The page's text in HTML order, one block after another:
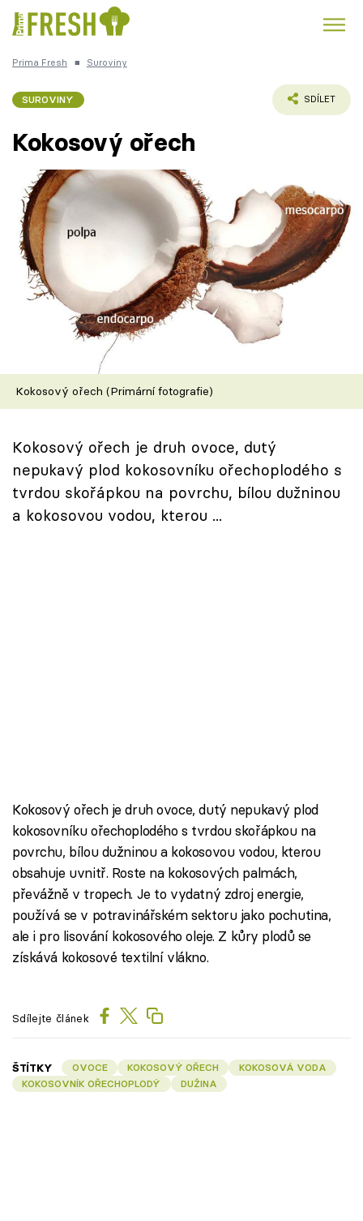
Česká kuchyně
Témata
Recepty
Články
TV Program
Škola vaření
Speciál: Cuketa
Těhotnej kuchař
Prima Fresh ■ Suroviny
SUROVINY SDÍLET
Kokosový ořech
Kokosový ořech (Primární fotografie)
Kokosový ořech je druh ovoce, dutý
nepukavý plod kokosovníku ořechoplodého s
tvrdou skořápkou na povrchu, bílou dužninou
a kokosovou vodou, kterou ...
Kokosový ořech je druh ovoce, dutý nepukavý plod
kokosovníku ořechoplodého s tvrdou skořápkou na
povrchu, bílou dužninou a kokosovou vodou, kterou
obsahuje uvnitř. Roste na kokosových palmách,
převážně v tropech. Je to vydatný zdroj energie,
používá se v potravinářském sektoru jako pochutina,
ale i pro lisování kokosového oleje. Z kůry plodů se
získává kokosové textilní vlákno.
Sdílejte článek
ŠTÍTKY OVOCE KOKOSOVÝ OŘECH
KOKOSOVÁ VODA
KOKOSOVNÍK OŘECHOPLODÝ
DUŽINA